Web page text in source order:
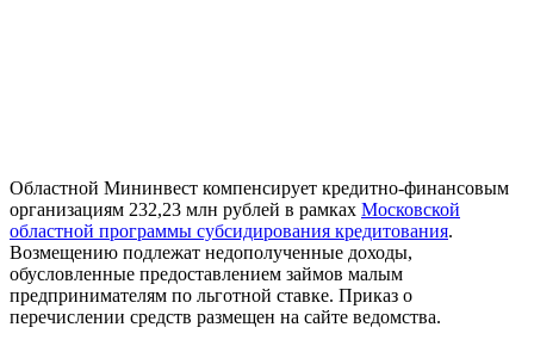
Областной Мининвест компенсирует кредитно-финансовым
организациям 232,23 млн рублей в рамках Московской
областной программы субсидирования кредитования.
Возмещению подлежат недополученные доходы,
обусловленные предоставлением займов малым
предпринимателям по льготной ставке. Приказ о
перечислении средств размещен на сайте ведомства.